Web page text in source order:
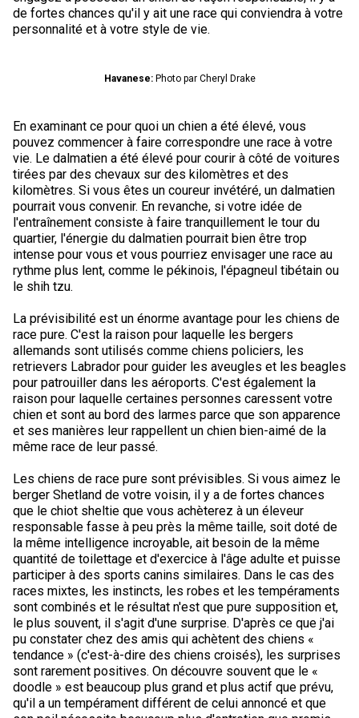
Berger anglais
Puli
Schapendoes néerlandais
Berger Shetland
Chien d’eau espagnol
Vallhund suédois
Corgi gallois (Cardigan)
Corgi gallois (Pembroke)
Lapphund suédois
Chien Ibizan
Elkhound norvégien
Lundehund norvégien
Otterhound
Petit basset griffon vendéen
Pharaoh Hound
Rhodesian ridgeback
Lévrier persan
Whippet
Chien nu du Pérou (Perro Sin Pelo Del Peru)
Terrier tibétain
Setter irlandais
Épagneul bleu de Picardie
Épagneul breton
Épagneul Clumber
Épagneul cocker anglais
Épagneul springer anglais
Épagneul des champs
Épagneul français
Épagneul Sussex
Épagneul springer gallois
Spinone italiano
Vizsla à poil lisse
Vizsla à poil dur
Terrier de Norwich
Terrier Russell
Schnauzer (nain)
Terrier écossais
Terrier Sealyham
Terrier Skye
Terrier wheaten à poil doux
Bull terrier du Staffordshire
Terrier blanc du West Highland
Caniche (nain)
Terrier à poil soyeux
Fox terrier miniature
Terrier de Manchester nain
Xoloitzcuintli (nain)
Terrier du Yorkshire
Grand bouvier suisse
Chien d’ours de Carélie
Komondor
Kuvasz
Leonberger
Mastiff
Mâtin napolitain
Terre-Neuve
Rottweiler
Samoyède
Schnauzer (géant)
Schnauzer (standard)
Husky sibérien
Top Dogs
de fortes chances qu'il y ait une race qui conviendra à votre
personnalité et à votre style de vie.
Havanese: Photo par Cheryl Drake
En examinant ce pour quoi un chien a été élevé, vous
pouvez commencer à faire correspondre une race à votre
vie. Le dalmatien a été élevé pour courir à côté de voitures
tirées par des chevaux sur des kilomètres et des
kilomètres. Si vous êtes un coureur invétéré, un dalmatien
pourrait vous convenir. En revanche, si votre idée de
l'entraînement consiste à faire tranquillement le tour du
quartier, l'énergie du dalmatien pourrait bien être trop
intense pour vous et vous pourriez envisager une race au
rythme plus lent, comme le pékinois, l'épagneul tibétain ou
le shih tzu.
La prévisibilité est un énorme avantage pour les chiens de
race pure. C'est la raison pour laquelle les bergers
allemands sont utilisés comme chiens policiers, les
retrievers Labrador pour guider les aveugles et les beagles
pour patrouiller dans les aéroports. C'est également la
raison pour laquelle certaines personnes caressent votre
chien et sont au bord des larmes parce que son apparence
et ses manières leur rappellent un chien bien-aimé de la
même race de leur passé.
Les chiens de race pure sont prévisibles. Si vous aimez le
berger Shetland de votre voisin, il y a de fortes chances
que le chiot sheltie que vous achèterez à un éleveur
responsable fasse à peu près la même taille, soit doté de
la même intelligence incroyable, ait besoin de la même
quantité de toilettage et d'exercice à l'âge adulte et puisse
participer à des sports canins similaires. Dans le cas des
races mixtes, les instincts, les robes et les tempéraments
sont combinés et le résultat n'est que pure supposition et,
le plus souvent, il s'agit d'une surprise. D'après ce que j'ai
pu constater chez des amis qui achètent des chiens «
tendance » (c'est-à-dire des chiens croisés), les surprises
sont rarement positives. On découvre souvent que le «
doodle » est beaucoup plus grand et plus actif que prévu,
qu'il a un tempérament différent de celui annoncé et que